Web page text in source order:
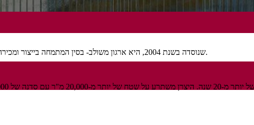
Qingdao Migo Glass Co., Ltd., שנוסדה בשנת 2004, היא ארגון משולב- בסין המתמחה בייצור ומכירה של זכוכית לבניין וזכוכית סולארית.